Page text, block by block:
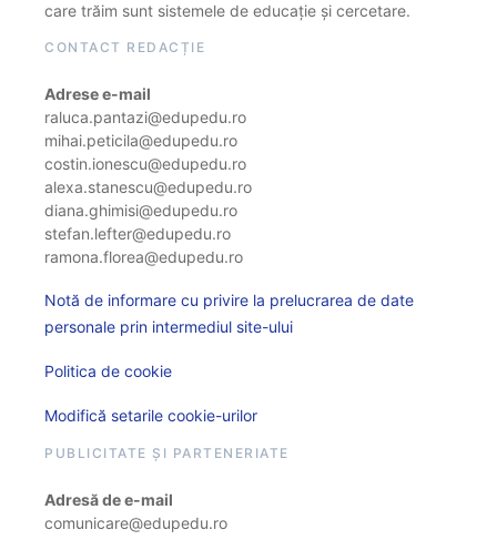
care trăim sunt sistemele de educație și cercetare.
CONTACT REDACȚIE
Adrese e-mail
raluca.pantazi@edupedu.ro
mihai.peticila@edupedu.ro
costin.ionescu@edupedu.ro
alexa.stanescu@edupedu.ro
diana.ghimisi@edupedu.ro
stefan.lefter@edupedu.ro
ramona.florea@edupedu.ro
Notă de informare cu privire la prelucrarea de date
personale prin intermediul site-ului
Politica de cookie
Modifică setarile cookie-urilor
PUBLICITATE ȘI PARTENERIATE
Adresă de e-mail
comunicare@edupedu.ro